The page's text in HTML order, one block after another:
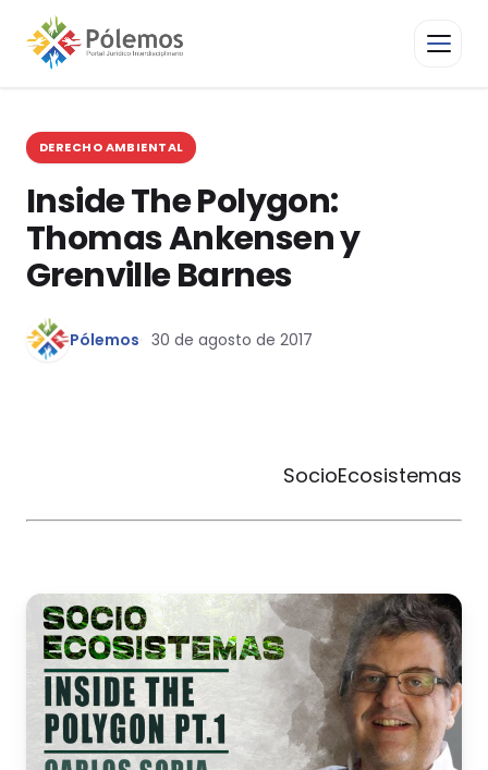
DERECHO AMBIENTAL
Inside The Polygon:
Thomas Ankensen y
Grenville Barnes
Pólemos 30 de agosto de 2017
SocioEcosistemas